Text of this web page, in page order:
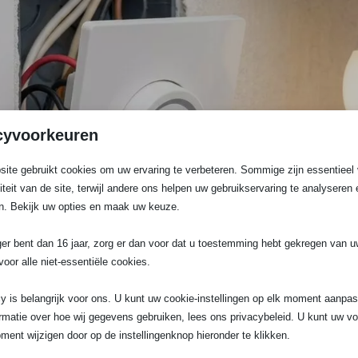
de lichtsterkte van lampen aanpast. In plaats van een
controle over de lichtintensiteit in je
gebruikt cookies om uw ervaring te verbeteren. Sommige zijn essentieel
van de site, terwijl andere ons helpen uw gebruikservaring te analyseren
Bekijk uw opties en maak uw keuze.
bent dan 16 jaar, zorg er dan voor dat u toestemming hebt gekregen van
alle niet-essentiële cookies.
is belangrijk voor ons. U kunt uw cookie-instellingen op elk moment
over hoe wij gegevens gebruiken, lees ons privacybeleid. U kunt uw
wijzigen door op de instellingenknop hieronder te klikken.